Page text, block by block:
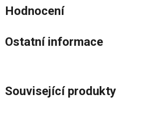
Hodnocení
Ostatní informace
Související produkty